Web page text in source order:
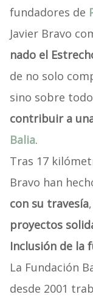
fundadores de
Javier Bravo
nado el
de no solo
sino sobre
contribuir a
Balia.
Tras 17
Bravo han
con su travesía
proyectos
Inclusión de la
La Fundación
desde 2001